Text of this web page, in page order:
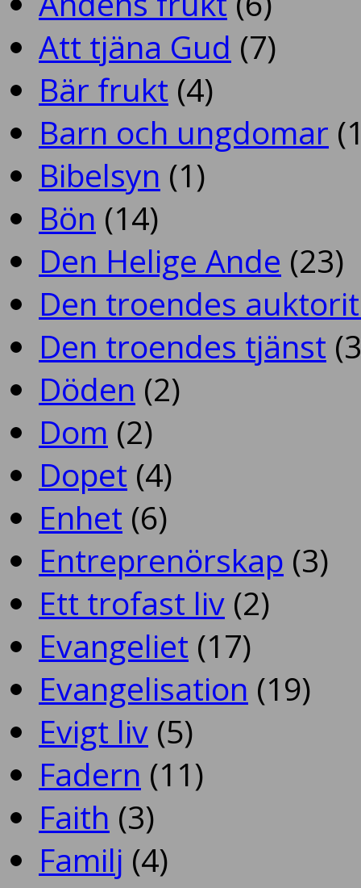
Att tjäna Gud (7)
Bär frukt (4)
Barn och ungdomar
Bibelsyn (1)
Bön (14)
Den Helige Ande (23)
Den troendes
Den troendes tjänst
Döden (2)
Dom (2)
Dopet (4)
Enhet (6)
Entreprenörskap (3)
Ett trofast liv (2)
Evangeliet (17)
Evangelisation (19)
Evigt liv (5)
Fadern (11)
Faith (3)
Familj (4)